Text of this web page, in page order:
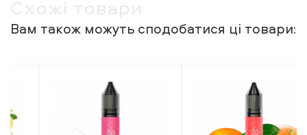
Вам також можуть сподобатися ці товари: